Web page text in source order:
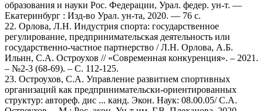
образования и науки Рос. Федерации, Урал. федер. ун-т. —
Екатеринбург : Изд-во Урал. ун-та, 2020. — 76 с.
22. Орлова, Л.Н. Индустрия спорта: государственное
регулирование, предпринимательская деятельность или
государственно-частное партнерство / Л.Н. Орлова, А.Б.
Ильин, С.А. Остроухов // «Современная конкуренция». – 2021.
– №2-3 (68-69). – С. 112-125.
23. Остроухов, С.А. Управление развитием спортивных
организаций как предпринимательски-ориентированных
структур: автореф. дис ... канд. Экон. Наук: 08.00.05/ С.А.